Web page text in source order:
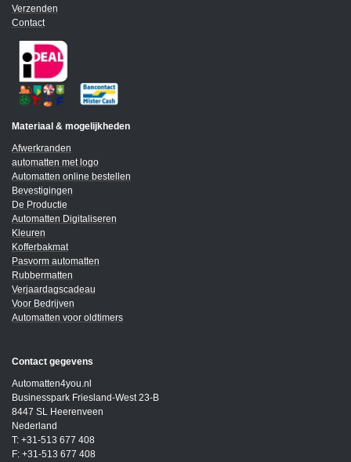
Verzenden
Contact
Materiaal & mogelijkheden
Afwerkranden
automatten met logo
Automatten online bestellen
Bevestigingen
De Productie
Automatten Digitaliseren
Kleuren
Kofferbakmat
Pasvorm automatten
Rubbermatten
Verjaardagscadeau
Voor Bedrijven
Automatten voor oldtimers
Contact gegevens
Automatten4you.nl
Businesspark Friesland-West 23-B
8447 SL Heerenveen
Nederland
T: +31-513 677 408
F: +31-513 677 408